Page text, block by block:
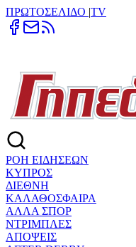
ΠΡΩΤΟΣΕΛΙΔΟ |TV
ΡΟΗ ΕΙΔΗΣΕΩΝ
ΚΥΠΡΟΣ
ΔΙΕΘΝΗ
ΚΑΛΑΘΟΣΦΑΙΡΑ
ΑΛΛΑ ΣΠΟΡ
ΝΤΡΙΜΠΛΕΣ
ΑΠΟΨΕΙΣ